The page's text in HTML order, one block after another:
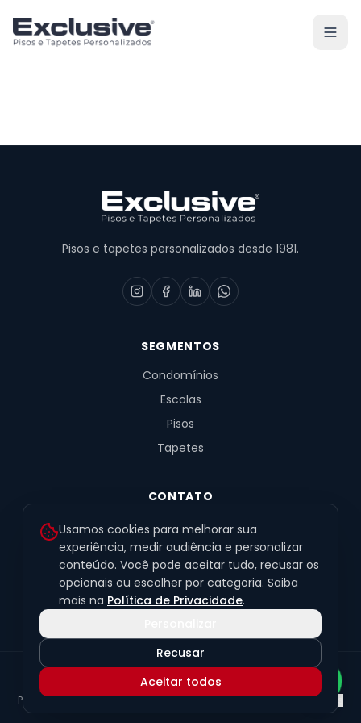
Pisos e tapetes personalizados desde 1981.
SEGMENTOS
Condomínios
Escolas
Pisos
Tapetes
CONTATO
R. Fernandes de Barros, 491, Sala 4
Alto da XV · Curitiba/PR · 80040-060
(41) 99201-6050
contato@exclusivetapetes.com.br
© 2026 Exclusive Pisos e Tapetes Personalizados
45.563.259/0001-89
Política de PrivacidadeTermos de UsoLGPDPreferências de cookies
Usamos cookies para melhorar sua
experiência, medir audiência e personalizar
conteúdo. Você pode aceitar tudo, recusar os
opcionais ou escolher por categoria. Saiba
mais na Política de Privacidade.
Recusar
Aceitar todos